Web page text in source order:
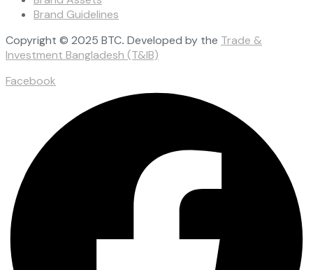
Brand Guidelines
Copyright © 2025 BTC. Developed by the Trade &
Investment Bangladesh (T&IB)
Facebook